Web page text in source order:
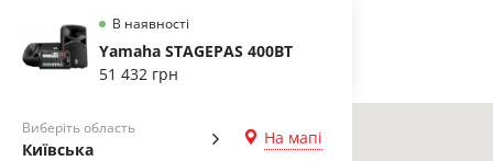
В наявності
Yamaha STAGEPAS 400BT
51 432 грн
Виберіть область
Київська
На мапі